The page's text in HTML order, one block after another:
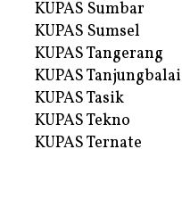
KUPAS Sumbar
KUPAS Sumsel
KUPAS Tangerang
KUPAS Tanjungbalai
KUPAS Tasik
KUPAS Tekno
KUPAS Ternate